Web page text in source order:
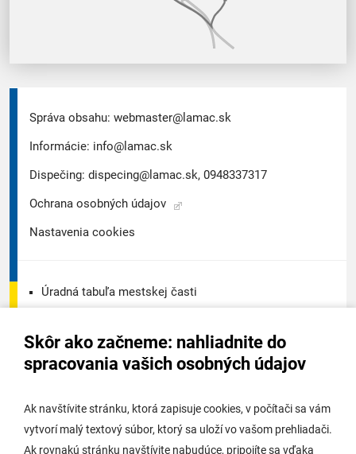
Skôr ako začneme: nahliadnite do
spracovania vašich osobných údajov
Ak navštívite stránku, ktorá zapisuje cookies, v počítači sa vám
vytvorí malý textový súbor, ktorý sa uloží vo vašom prehliadači.
Ak rovnakú stránku navštívite nabudúce, pripojíte sa vďaka
Správa obsahu: webmaster@lamac.sk
Informácie: info@lamac.sk
Dispečing: dispecing@lamac.sk, 0948337317
Ochrana osobných údajov
Nastavenia cookies
Úradná tabuľa mestskej časti
Úradná tabuľa stavebného úradu
Potrebujem vybaviť